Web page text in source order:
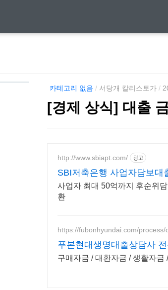
카테고리 없음 / 서당개 칼리스토가 /
[경제 상식] 대출
http://www.sbiapt.com/ 광고
SBI저축은행 사업자담보대
사업자 최대 50억까지 후순위
환
https://fubonhyundai.com/
푸본현대생명대출상담사
구매자금 / 대환자금 / 생활자금